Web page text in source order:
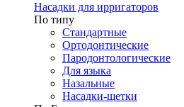
Насадки для ирригаторов
По типу
Стандартные
Ортодонтические
Пародонтологические
Для языка
Назальные
Насадки-щетки